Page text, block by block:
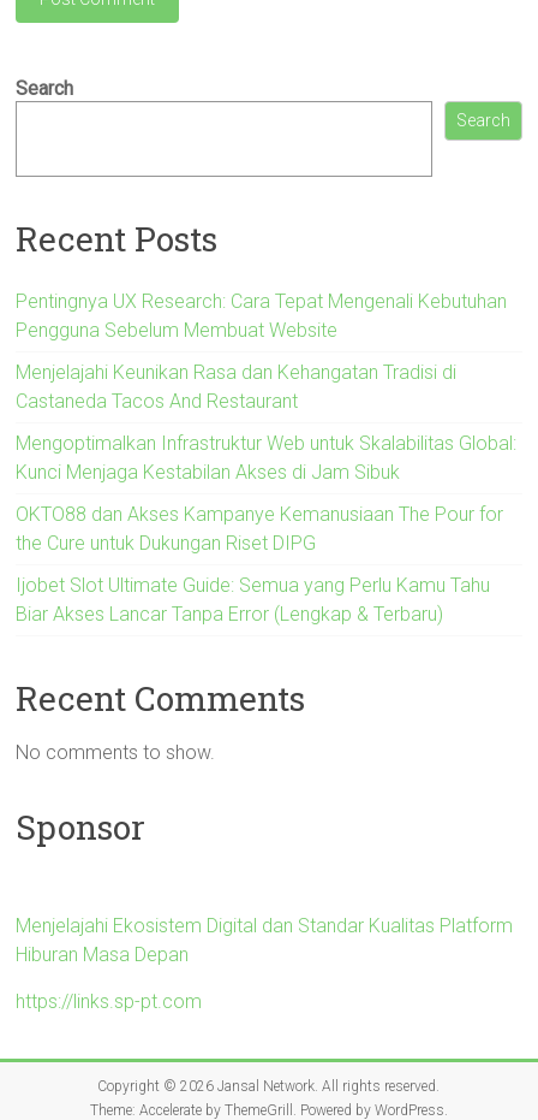
Search
Search
Recent Posts
Pentingnya UX Research: Cara Tepat Mengenali Kebutuhan
Pengguna Sebelum Membuat Website
Menjelajahi Keunikan Rasa dan Kehangatan Tradisi di
Castaneda Tacos And Restaurant
Mengoptimalkan Infrastruktur Web untuk Skalabilitas Global:
Kunci Menjaga Kestabilan Akses di Jam Sibuk
OKTO88 dan Akses Kampanye Kemanusiaan The Pour for
the Cure untuk Dukungan Riset DIPG
Ijobet Slot Ultimate Guide: Semua yang Perlu Kamu Tahu
Biar Akses Lancar Tanpa Error (Lengkap & Terbaru)
Recent Comments
No comments to show.
Sponsor
Menjelajahi Ekosistem Digital dan Standar Kualitas Platform
Hiburan Masa Depan
https://links.sp-pt.com
Copyright © 2026Jansal Network . All rights reserved.
Theme: Accelerateby ThemeGrill. Powered by WordPress